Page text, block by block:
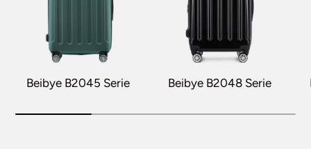
Beibye B2045 Serie Beibye B2048 Serie